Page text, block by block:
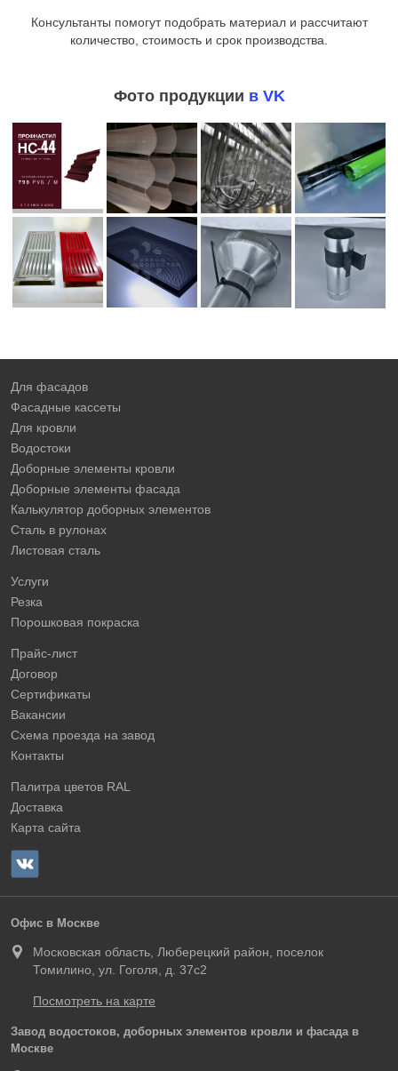
Консультанты помогут подобрать материал и рассчитают
количество, стоимость и срок производства.
Фото продукции в VK
Для фасадов
Фасадные кассеты
Для кровли
Водостоки
Доборные элементы кровли
Доборные элементы фасада
Калькулятор доборных элементов
Сталь в рулонах
Листовая сталь
Услуги
Резка
Порошковая покраска
Прайс-лист
Договор
Сертификаты
Вакансии
Схема проезда на завод
Контакты
Палитра цветов RAL
Доставка
Карта сайта
Офис в Москве
Московская область, Люберецкий район, поселок
Томилино, ул. Гоголя, д. 37с2
Посмотреть на карте
Завод водостоков, доборных элементов кровли и фасада в
Москве